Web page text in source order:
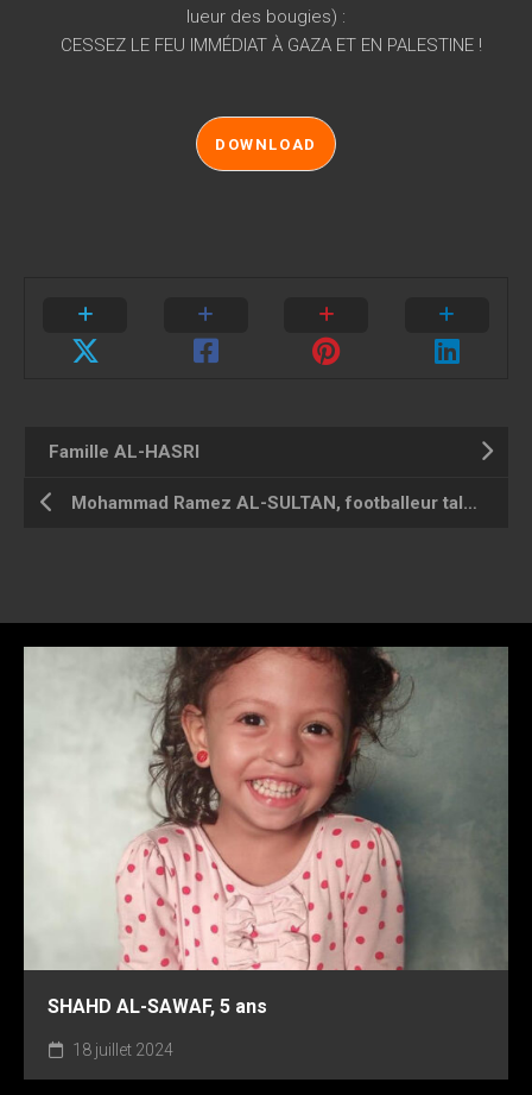
lueur des bougies) :
CESSEZ LE FEU IMMÉDIAT À GAZA ET EN PALESTINE !
DOWNLOAD
Famille AL-HASRI
Mohammad Ramez AL-SULTAN, footballeur talentueux
SHAHD AL-SAWAF, 5 ans
18 juillet 2024